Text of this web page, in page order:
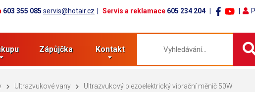
603 355 085 servis@hotair.cz Servis a reklamace 605 234 204
Zápůjčka Kontakt
Ultrazvukové vany Ultrazvukový piezoelektrický vibrační měnič 50W